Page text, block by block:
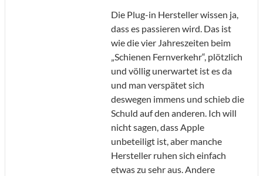
Die Plug-in Hersteller wissen ja,
dass es passieren wird. Das ist
wie die vier Jahreszeiten beim
„Schienen Fernverkehr“, plötzlich
und völlig unerwartet ist es da
und man verspätet sich
deswegen immens und schieb die
Schuld auf den anderen. Ich will
nicht sagen, dass Apple
unbeteiligt ist, aber manche
Hersteller ruhen sich einfach
etwas zu sehr aus. Andere